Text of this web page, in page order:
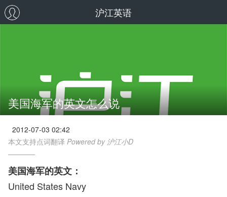
沪江英语
美国海军的英文怎么说
2012-07-03 02:42
本文支持点词翻译 Powered by 沪江小D
美国海军的英文：
United States Navy